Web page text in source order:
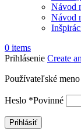
Návod
Návod
0 items
Prihlásenie Create
Používateľské
Heslo *Povinné
Prihlásiť